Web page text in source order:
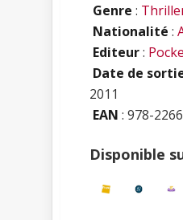
Genre :
Nationalité :
Editeur:
Date de
2011
EAN : 978-
Disponible